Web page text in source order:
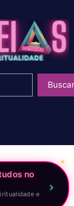
Buscar
no
e